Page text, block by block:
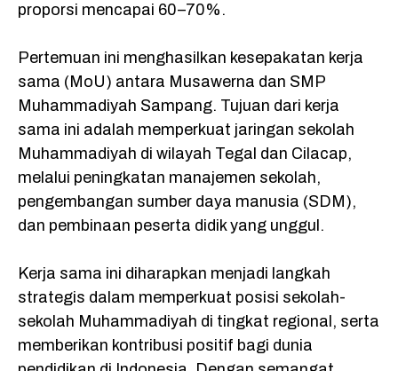
proporsi mencapai 60–70%.
Pertemuan ini menghasilkan kesepakatan kerja
sama (MoU) antara Musawerna dan SMP
Muhammadiyah Sampang. Tujuan dari kerja
sama ini adalah memperkuat jaringan sekolah
Muhammadiyah di wilayah Tegal dan Cilacap,
melalui peningkatan manajemen sekolah,
pengembangan sumber daya manusia (SDM),
dan pembinaan peserta didik yang unggul.
Kerja sama ini diharapkan menjadi langkah
strategis dalam memperkuat posisi sekolah-
sekolah Muhammadiyah di tingkat regional, serta
memberikan kontribusi positif bagi dunia